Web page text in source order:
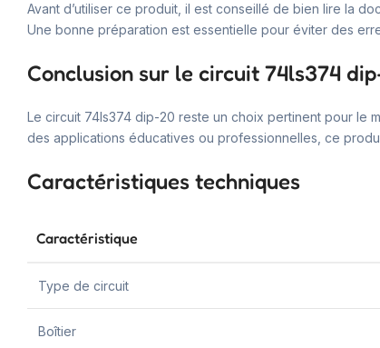
Avant d’utiliser ce produit, il est conseillé de bien lire la
Une bonne préparation est essentielle pour éviter des
Conclusion sur le circuit 74ls374
Le circuit 74ls374 dip-20 reste un choix pertinent pour le
des applications éducatives ou professionnelles, ce
Caractéristiques techniques
Caractéristique
Type de circuit
Boîtier